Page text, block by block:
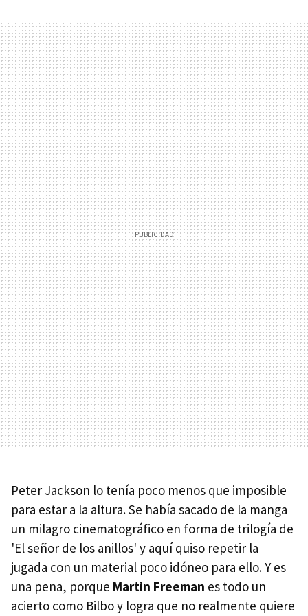
Peter Jackson lo tenía poco menos que imposible
para estar a la altura. Se había sacado de la manga
un milagro cinematográfico en forma de trilogía de
'El señor de los anillos' y aquí quiso repetir la
jugada con un material poco idóneo para ello. Y es
una pena, porque Martin Freeman es todo un
acierto como Bilbo y logra que no realmente quiere